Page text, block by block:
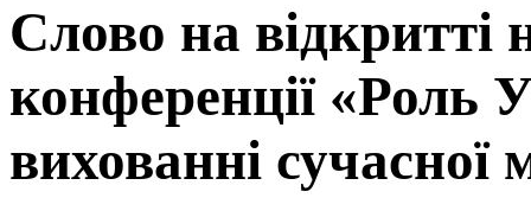
Слово на відкритті
конференції «Роль
вихованні сучасної